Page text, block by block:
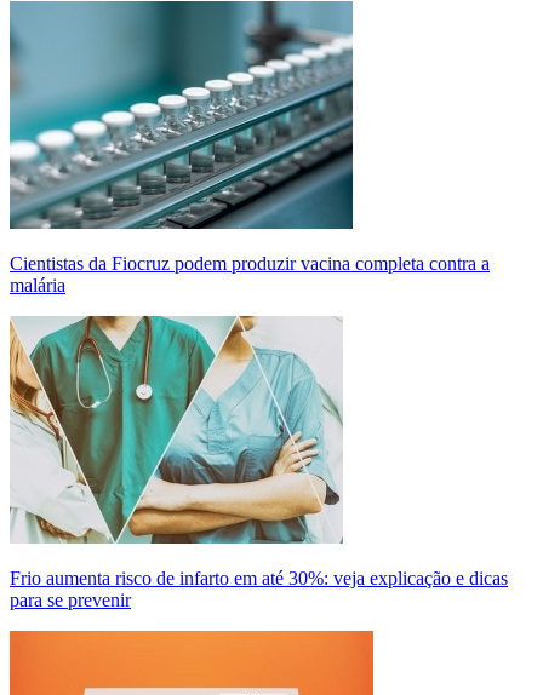
Cientistas da Fiocruz podem produzir vacina completa contra a
malária
Frio aumenta risco de infarto em até 30%: veja explicação e dicas
para se prevenir